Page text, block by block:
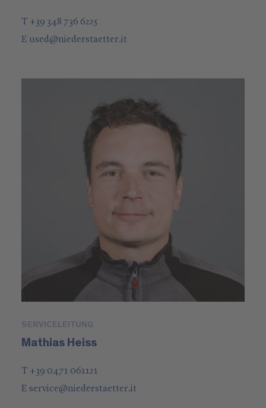
T +39 348 736 6225
E used@niederstaetter.it
SERVICELEITUNG
Mathias Heiss
T +39 0471 061121
Eservice@niederstaetter.it